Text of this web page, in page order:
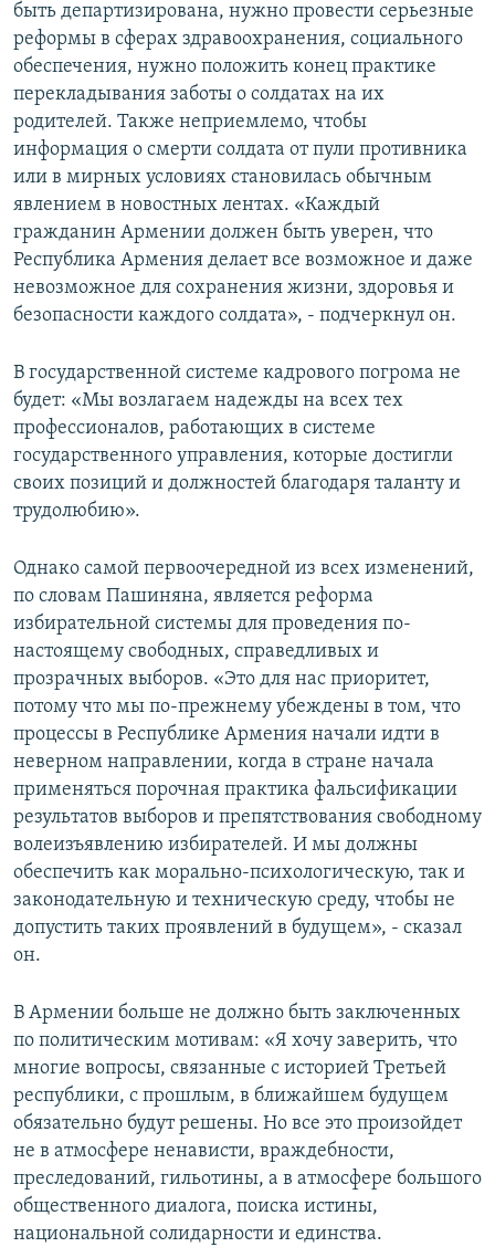
быть департизирована, нужно провести серьезные
реформы в сферах здравоохранения, социального
обеспечения, нужно положить конец практике
перекладывания заботы о солдатах на их
родителей. Также неприемлемо, чтобы
информация о смерти солдата от пули противника
или в мирных условиях становилась обычным
явлением в новостных лентах. «Каждый
гражданин Армении должен быть уверен, что
Республика Армения делает все возможное и даже
невозможное для сохранения жизни, здоровья и
безопасности каждого солдата», - подчеркнул он.
В государственной системе кадрового погрома не
будет: «Мы возлагаем надежды на всех тех
профессионалов, работающих в системе
государственного управления, которые достигли
своих позиций и должностей благодаря таланту и
трудолюбию».
Однако самой первоочередной из всех изменений,
по словам Пашиняна, является реформа
избирательной системы для проведения по-
настоящему свободных, справедливых и
прозрачных выборов. «Это для нас приоритет,
потому что мы по-прежнему убеждены в том, что
процессы в Республике Армения начали идти в
неверном направлении, когда в стране начала
применяться порочная практика фальсификации
результатов выборов и препятствования свободному
волеизъявлению избирателей. И мы должны
обеспечить как морально-психологическую, так и
законодательную и техническую среду, чтобы не
допустить таких проявлений в будущем», - сказал
он.
В Армении больше не должно быть заключенных
по политическим мотивам: «Я хочу заверить, что
многие вопросы, связанные с историей Третьей
республики, с прошлым, в ближайшем будущем
обязательно будут решены. Но все это произойдет
не в атмосфере ненависти, враждебности,
преследований, гильотины, а в атмосфере большого
общественного диалога, поиска истины,
национальной солидарности и единства.